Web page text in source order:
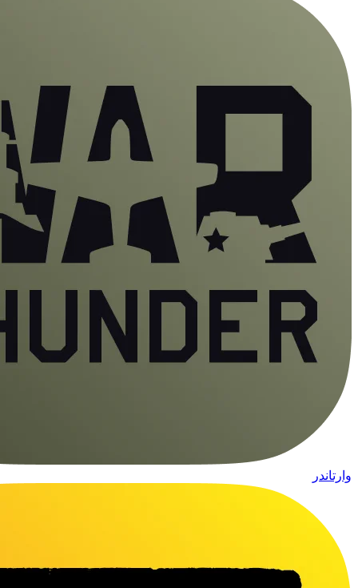
وارتاندر